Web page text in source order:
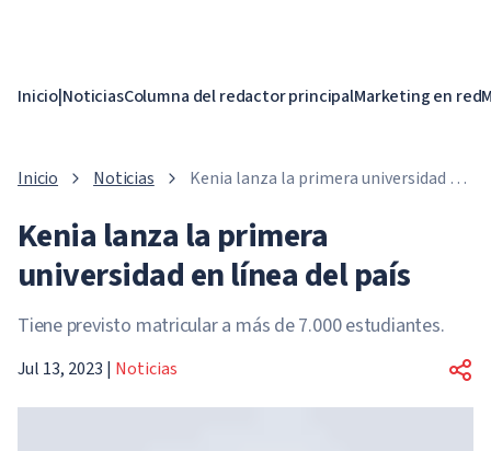
Inicio|NoticiasColumna del redactor principalMarketing en red
Inicio Noticias
Kenia lanza la primera universidad en
Kenia lanza la primera
universidad en línea del país
Tiene previsto matricular a más de 7.000 estudiantes.
Jul 13, 2023 | Noticias